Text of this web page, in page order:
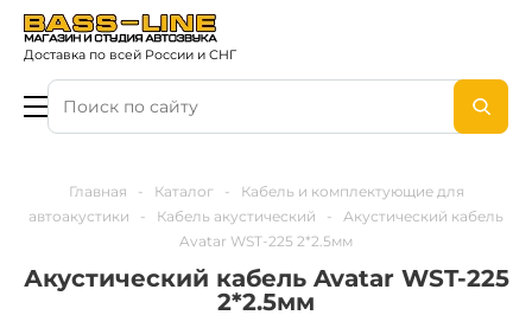
Доставка по всей России и СНГ
Главная - Каталог -
Кабель и комплектующие для
автоакустики
- Кабель акустический -
Акустический кабель
Avatar WST-225 2*2.5мм
Акустический кабель Avatar WST-225
2*2.5мм